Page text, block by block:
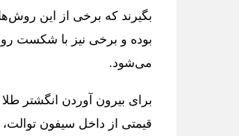
بگیرند که برخی از این
بوده و برخی نیز با شکست
می‌شود.
برای بیرون آوردن انگشتر طلا
قیمتی از داخل سیفون